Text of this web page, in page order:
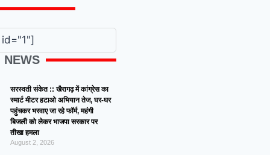
NEWS
सरस्वती संकेत :: खैरागढ़ में कांग्रेस का
स्मार्ट मीटर हटाओ अभियान तेज, घर-घर
पहुंचकर भरवाए जा रहे फॉर्म, महंगी
बिजली को लेकर भाजपा सरकार पर
तीखा हमला
August 2, 2026